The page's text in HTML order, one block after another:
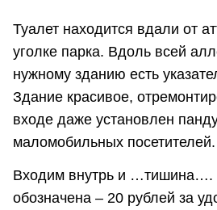
Туалет находится вдали от
уголке парка. Вдоль всей
нужному зданию есть
Здание красивое,
входе даже установлен
маломобильных посетителей.
Входим внутрь и …тишина….
обозначена – 20 рублей за